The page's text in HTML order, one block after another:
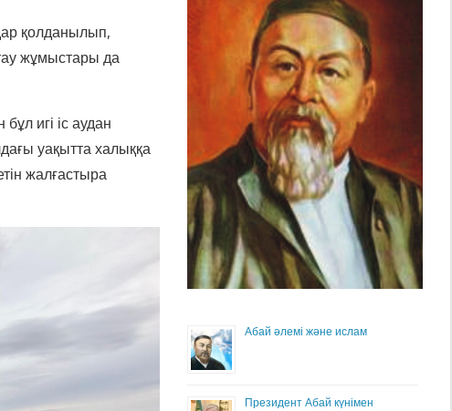
қолданылып,
жұмыстары да
игі іс аудан
уақытта халыққа
жалғастыра
Абай әлемі және ислам
Президент Абай күнімен